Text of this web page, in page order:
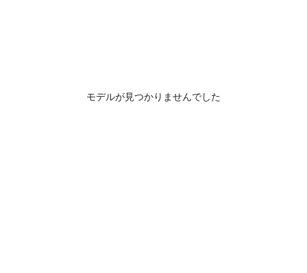
モデルが見つかりませんでした